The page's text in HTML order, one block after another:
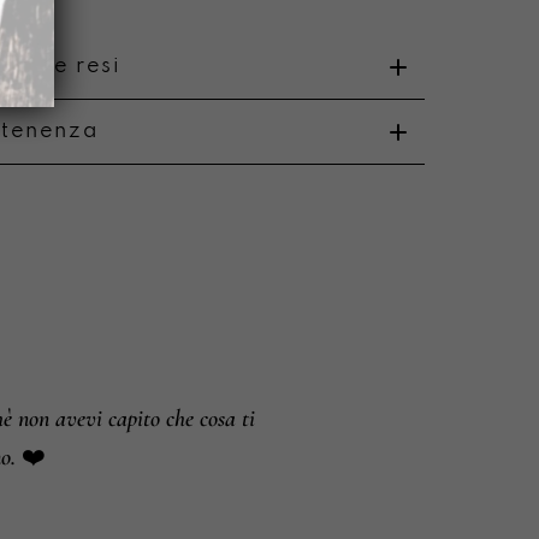
e resi
non avevi capito che cosa ti
❤️